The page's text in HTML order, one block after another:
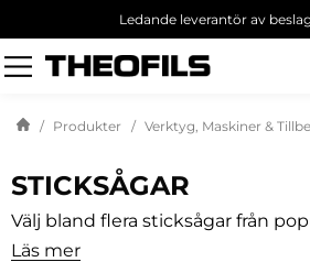
Ledande leverantör av
Sök
produkt
Produkter Verktyg, Maskiner &
STICKSÅGAR
Välj bland flera sticksågar från
Festool, Theofils har både
Läs mer